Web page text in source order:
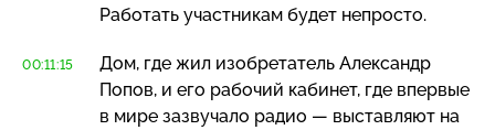
Работать участникам будет непросто.
00:11:15
Дом, где жил изобретатель Александр
Попов, и его рабочий кабинет, где впервые
в мире зазвучало радио — выставляют на